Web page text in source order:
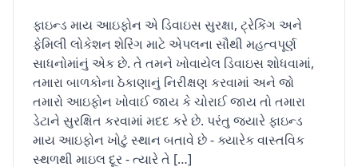
ફાઇન્ડ માય આઇફોન એ ડિવાઇસ સુરક્ષા, ટ્રેકિંગ અને
ફેમિલી લોકેશન શેરિંગ માટે એપલના સૌથી મહત્વપૂર્ણ
સાધનોમાંનું એક છે. તે તમને ખોવાયેલ ડિવાઇસ શોધવામાં,
તમારા બાળકોના ઠેકાણાનું નિરીક્ષણ કરવામાં અને જો
તમારો આઇફોન ખોવાઈ જાય કે ચોરાઈ જાય તો તમારા
ડેટાને સુરક્ષિત કરવામાં મદદ કરે છે. પરંતુ જ્યારે ફાઇન્ડ
માય આઇફોન ખોટું સ્થાન બતાવે છે - ક્યારેક વાસ્તવિક
સ્થળથી માઇલ દૂર - ત્યારે તે […]